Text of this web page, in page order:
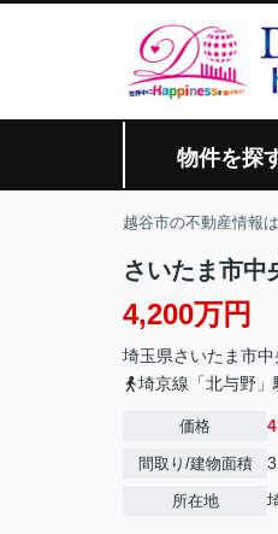
物件を探
越谷市の不動産情報
さいたま市中
4,200万円
埼玉県さいたま市
埼京線「北与野」
価格
間取り/建物面積
所在地